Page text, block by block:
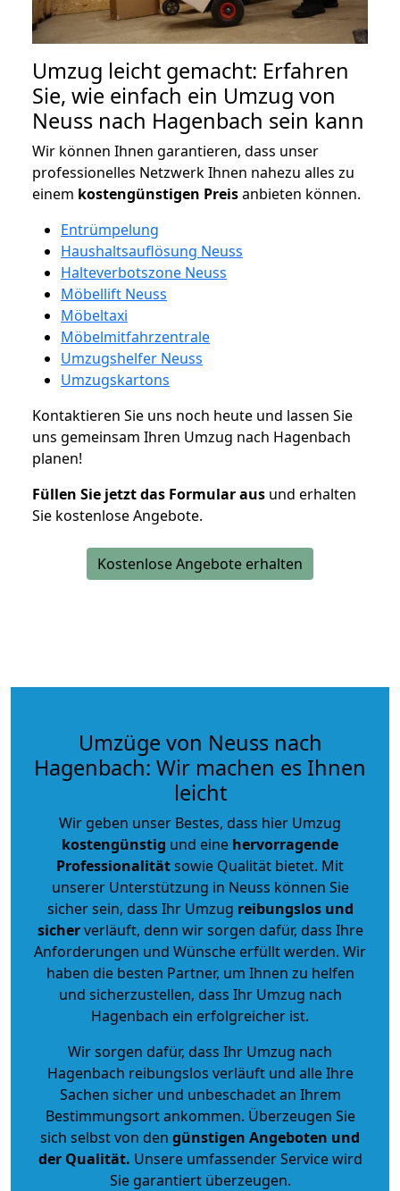
Umzug leicht gemacht: Erfahren
Sie, wie einfach ein Umzug von
Neuss nach Hagenbach sein kann
Wir können Ihnen garantieren, dass unser
professionelles Netzwerk Ihnen nahezu alles zu
einem kostengünstigen Preisanbieten können.
Entrümpelung
Haushaltsauflösung Neuss
Halteverbotszone Neuss
Möbellift Neuss
Möbeltaxi
Möbelmitfahrzentrale
Umzugshelfer Neuss
Umzugskartons
Kontaktieren Sie uns noch heute und lassen Sie
uns gemeinsam Ihren Umzug nach Hagenbach
planen!
Füllen Sie jetzt das Formular aus und erhalten
Sie kostenlose Angebote.
Kostenlose Angebote erhalten
Umzüge von Neuss nach
Hagenbach: Wir machen es Ihnen
leicht
Wir geben unser Bestes, dass hier Umzug
kostengünstig und eine hervorragende
Professionalitätsowie Qualität bietet. Mit
unserer Unterstützung in Neuss können Sie
sicher sein, dass Ihr Umzug reibungslos und
sicherverläuft, denn wir sorgen dafür, dass Ihre
Anforderungen und Wünsche erfüllt werden. Wir
haben die besten Partner, um Ihnen zu helfen
und sicherzustellen, dass Ihr Umzug nach
Hagenbach ein erfolgreicher ist.
Wir sorgen dafür, dass Ihr Umzug nach
Hagenbach reibungslos verläuft und alle Ihre
Sachen sicher und unbeschadet an Ihrem
Bestimmungsort ankommen. Überzeugen Sie
sich selbst von den günstigen Angeboten und
der Qualität. Unsere umfassender Service wird
Sie garantiert überzeugen.